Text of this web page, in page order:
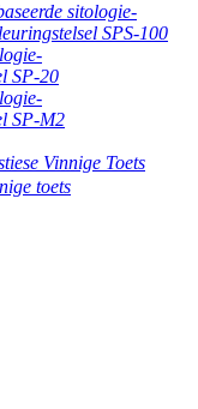
sitologie-
SPS-100
SP-20
SP-M2
Vinnige Toets
toets